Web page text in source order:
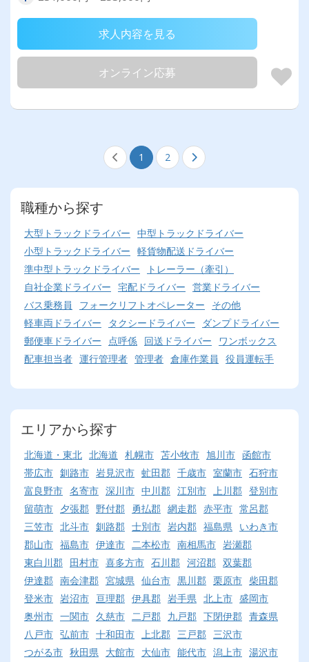
求人内容を見る
オンライン応募
1 2
職種から探す
大型トラックドライバー 中型トラックドライバー
小型トラックドライバー 軽貨物配送ドライバー
準中型トラックドライバー
トレーラー（牽引）
自社企業ドライバー 宅配ドライバー 営業ドライバー
バス乗務員
フォークリフトオペレーター
その他
軽車両ドライバー
タクシードライバー
ダンプドライバー
郵便車ドライバー
点呼係 回送ドライバー
ワンボックス
配車担当者 運行管理者 管理者 倉庫作業員 役員運転手
エリアから探す
北海道・東北 北海道 札幌市 苫小牧市 旭川市 函館市
帯広市 釧路市 岩見沢市 虻田郡 千歳市 室蘭市 石狩市
富良野市 名寄市 深川市 中川郡 江別市 上川郡 登別市
留萌市 夕張郡 野付郡 勇払郡 網走郡 赤平市 常呂郡
三笠市 北斗市 釧路郡 士別市 岩内郡 福島県
いわき市
郡山市 福島市 伊達市 二本松市 南相馬市 岩瀬郡
東白川郡 田村市 喜多方市 石川郡 河沼郡 双葉郡
伊達郡 南会津郡 宮城県 仙台市 黒川郡 栗原市 柴田郡
登米市 岩沼市 亘理郡 伊具郡 岩手県 北上市 盛岡市
奥州市 一関市 久慈市 二戸郡 九戸郡 下閉伊郡 青森県
八戸市 弘前市 十和田市 上北郡 三戸郡 三沢市
つがる市 秋田県 大館市 大仙市 能代市 潟上市 湯沢市